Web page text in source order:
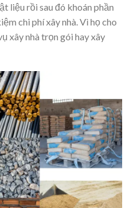
liệu rồi sau đó khoán phần
chi phí xây nhà. Vì họ cho
xây nhà trọn gói hay xây